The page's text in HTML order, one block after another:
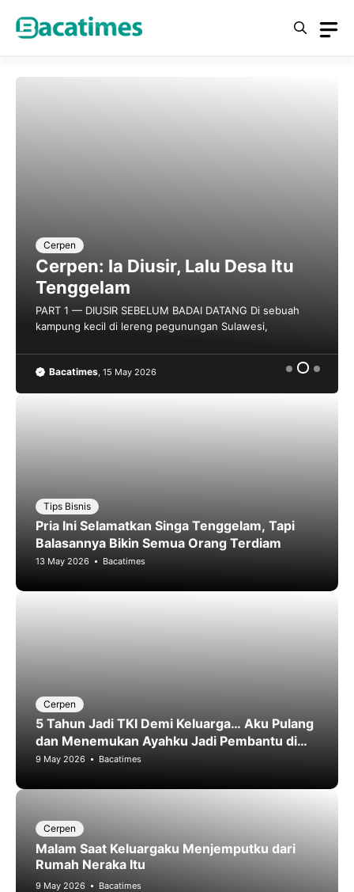
Cerpen
Cerpen: Ia Diusir, Lalu Desa Itu
Tenggelam
PART 1 — DIUSIR SEBELUM BADAI DATANG Di sebuah
kampung kecil di lereng pegunungan Sulawesi,
Bacatimes 15 May 2026
Tips Bisnis
Pria Ini Selamatkan Singa Tenggelam, Tapi
Balasannya Bikin Semua Orang Terdiam
13 May 2026 Bacatimes
Cerpen
5 Tahun Jadi TKI Demi Keluarga… Aku Pulang
dan Menemukan Ayahku Jadi Pembantu di
Rumahku Sendiri
9 May 2026 Bacatimes
Cerpen
Malam Saat Keluargaku Menjemputku dari
Rumah Neraka Itu
9 May 2026 Bacatimes